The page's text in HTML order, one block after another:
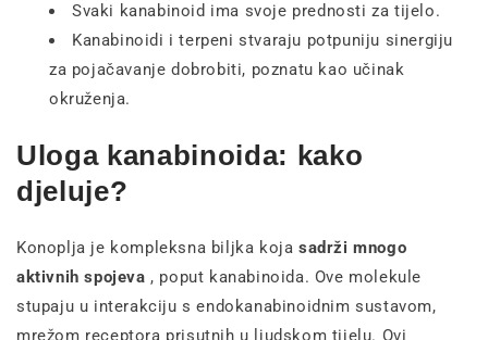
Svaki kanabinoid ima svoje prednosti za tijelo.
Kanabinoidi i terpeni stvaraju potpuniju sinergiju
za pojačavanje dobrobiti, poznatu kao učinak
okruženja.
Uloga kanabinoida: kako
djeluje?
Konoplja je kompleksna biljka koja sadrži mnogo
aktivnih spojeva , poput kanabinoida. Ove molekule
stupaju u interakciju s endokanabinoidnim sustavom,
mrežom receptora prisutnih u ljudskom tijelu. Ovi